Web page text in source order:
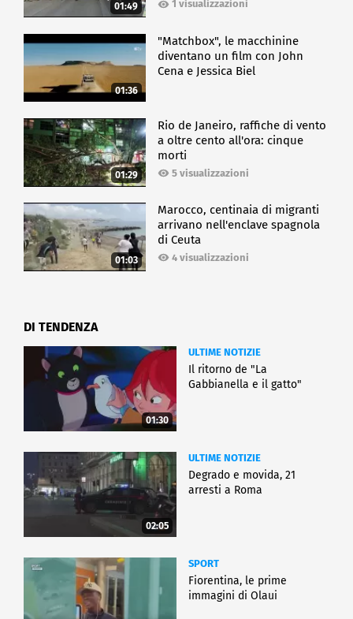
01:49 1 visualizzazioni
01:36
"Matchbox", le macchinine
diventano un film con John
Cena e Jessica Biel
01:29
Rio de Janeiro, raffiche di vento
a oltre cento all'ora: cinque
morti
5 visualizzazioni
01:03
Marocco, centinaia di migranti
arrivano nell'enclave spagnola
di Ceuta
4 visualizzazioni
DI TENDENZA
01:30
ULTIME NOTIZIE
Il ritorno de "La
Gabbianella e il gatto"
02:05
ULTIME NOTIZIE
Degrado e movida, 21
arresti a Roma
SPORT
Fiorentina, le prime
immagini di Olaui